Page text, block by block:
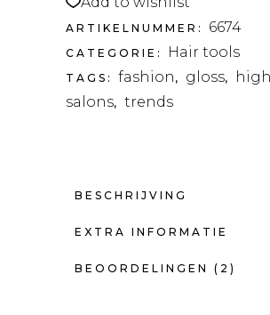
ARTIKELNUMMER: 6674
CATEGORIE: Hair tools
TAGS: fashion , gloss,
salons, trends
BESCHRIJVING
EXTRA INFORMATIE
BEOORDELINGEN (2)